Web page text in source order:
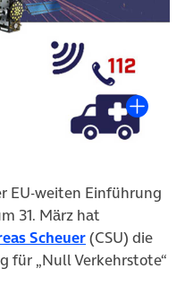
EU-weiten Einführung
Tab)
31. März hat
Scheuer(öffnet in
(CSU) die
für „Null Verkehrstote“